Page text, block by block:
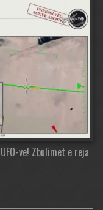
ve! Zbulimet e reja